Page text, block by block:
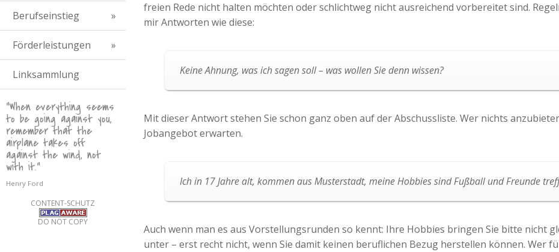
Berufseinstieg
Förderleistungen
Linksammlung
"When everything seems
to be going against you,
remember that the
airplane takes off
against the wind, not
with it."
Henry Ford
CONTENT-SCHUTZ
DO NOT COPY
freien Rede nicht halten möchten oder schlichtweg nicht ausreichend vorbereitet sind.
mir Antworten wie diese:
Keine Ahnung, was ich sagen soll – was wollen Sie denn wissen?
Mit dieser Antwort stehen Sie schon ganz oben auf der Abschussliste. Wer nichts
Jobangebot erwarten.
Ich in 17 Jahre alt, kommen aus Musterstadt, meine Hobbies sind Fußball und Freunde
Auch wenn man es aus Vorstellungsrunden so kennt: Ihre Hobbies bringen Sie bitte nicht
unter – erst recht nicht, wenn Sie damit keinen beruflichen Bezug herstellen können. Wer